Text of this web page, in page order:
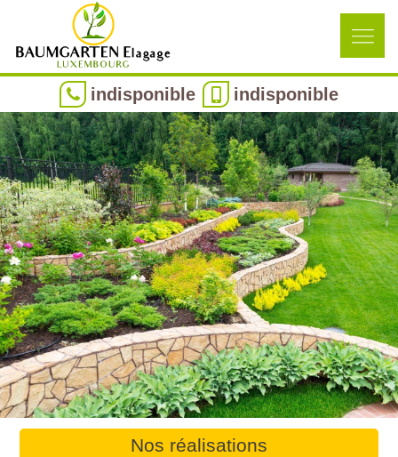
indisponible indisponible
Nos réalisations